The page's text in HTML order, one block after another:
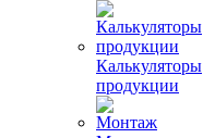
Калькуляторы
продукции